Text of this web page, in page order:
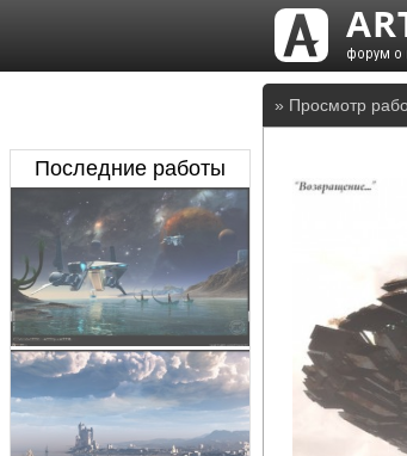
» Просмотр
Последние работы